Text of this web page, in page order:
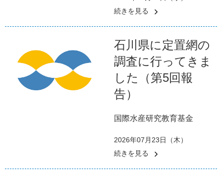
続きを見る
石川県に定置網の
調査に行ってきま
した（第5回報
告）
国際水産研究教育基金
2026年07月23日（木）
続きを見る